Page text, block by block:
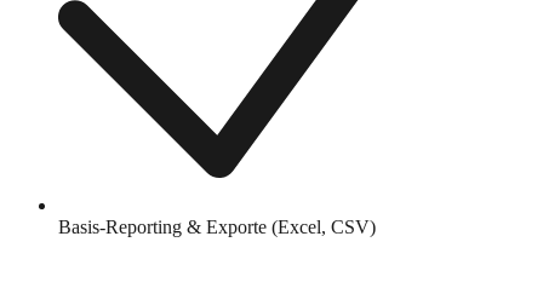
Basis-Reporting & Exporte (Excel, CSV)